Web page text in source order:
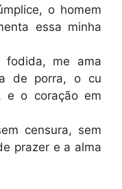
o homem
essa minha
me ama
de porra, o cu
e o coração em
censura, sem
prazer e a alma